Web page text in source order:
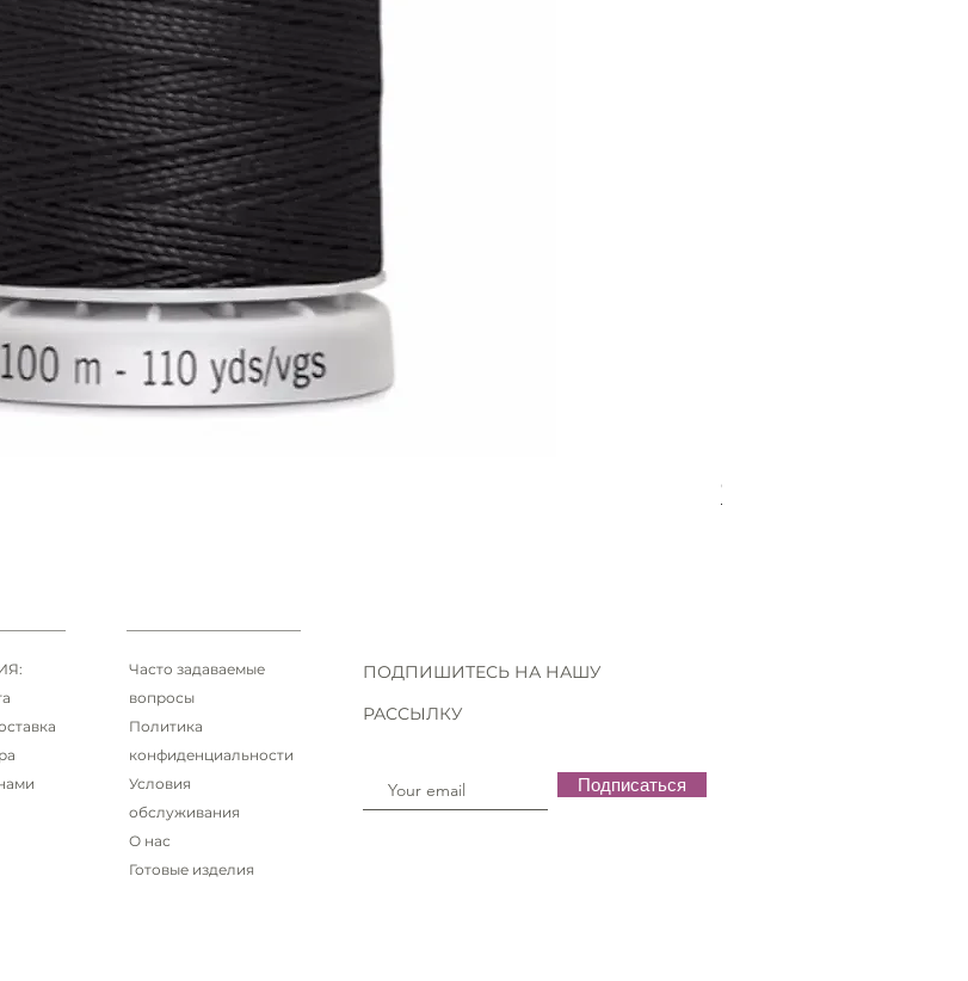
Gütermann Extra strong -
Часто задаваемые
вопросы
Политика
конфиденциальности
Условия
обслуживания
О нас
Готовые изделия
ПОДПИШИТЕСЬ НА НАШУ
РАССЫЛКУ
Подписаться